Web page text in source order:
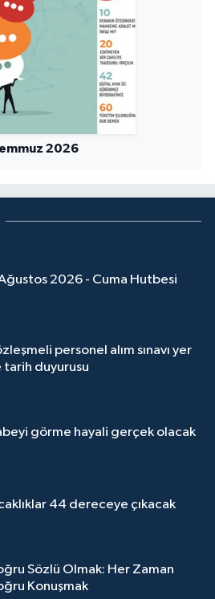
2026
2026 - Cuma Hutbesi
personel alım sınavı yer
tarih duyurusu
görme hayali gerçek olacak
44 dereceye çıkacak
Sözlü Olmak: Her Zaman
Konuşmak